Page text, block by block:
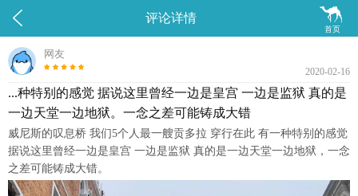
 
首页
评论详情
网友
2020-02-16
...种特别的感觉 据说这里曾经一边是皇宫 一边是监狱 真的是
一边天堂一边地狱。一念之差可能铸成大错
威尼斯的叹息桥 我们5个人最一艘贡多拉 穿行在此 有一种特别的感觉
据说这里曾经一边是皇宫 一边是监狱 真的是一边天堂一边地狱，一念
之差可能铸成大错。